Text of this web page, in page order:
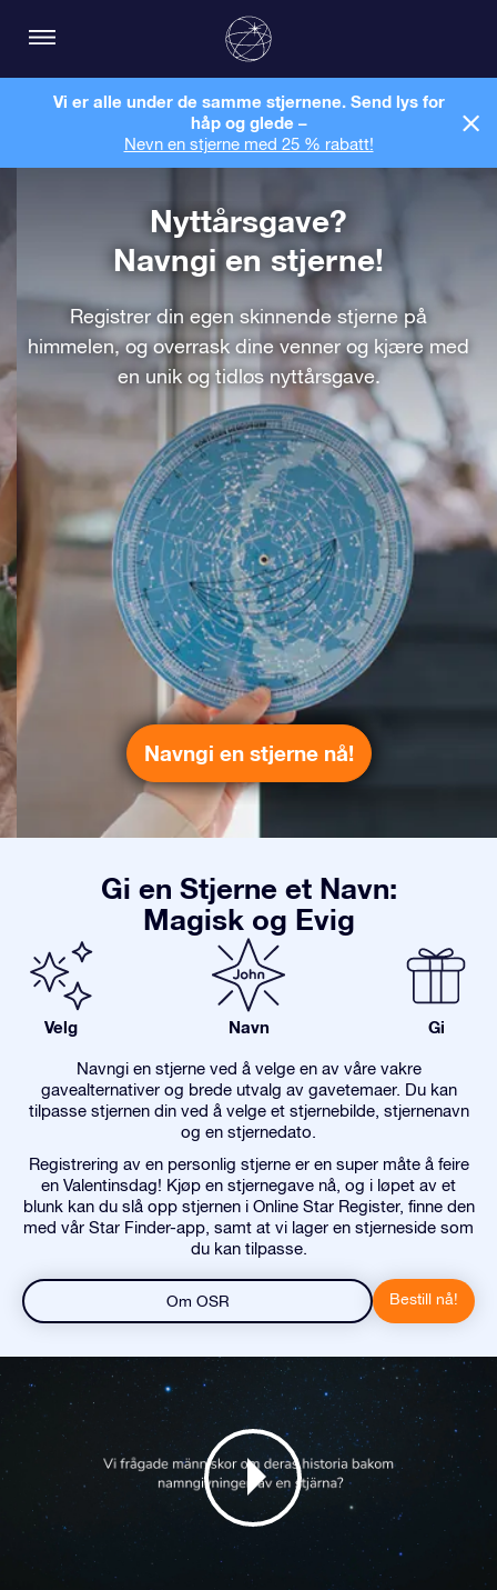
Vi er alle under de samme stjernene. Send lys for
håp og glede –
Nevn en stjerne med 25 % rabatt!
Nyttårsgave?
Navngi en stjerne!
Registrer din egen skinnende stjerne på
himmelen, og overrask dine venner og kjære med
en unik og tidløs nyttårsgave.
Navngi en stjerne nå!
Gi en Stjerne et Navn:
Magisk og Evig
Velg Navn Gi
Navngi en stjerne ved å velge en av våre vakre
gavealternativer og brede utvalg av gavetemaer. Du kan
tilpasse stjernen din ved å velge et stjernebilde, stjernenavn
og en stjernedato.
Registrering av en personlig stjerne er en super måte å feire
en Valentinsdag! Kjøp en stjernegave nå, og i løpet av et
blunk kan du slå opp stjernen i Online Star Register, finne den
med vår Star Finder-app, samt at vi lager en stjerneside som
du kan tilpasse.
Om OSR Bestill nå!